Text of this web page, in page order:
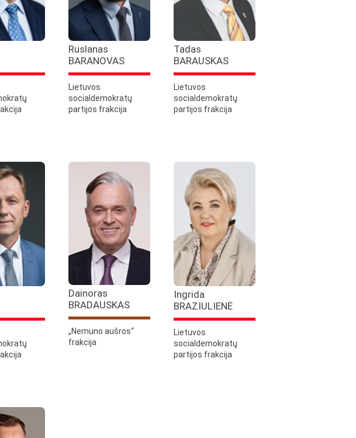
Ruslanas
BARANOVAS
Lietuvos
socialdemokratų
partijos frakcija
Tadas
BARAUSKAS
Lietuvos
socialdemokratų
partijos frakcija
Dainoras
BRADAUSKAS
„Nemuno aušros“
frakcija
Ingrida
BRAZIULIENĖ
Lietuvos
socialdemokratų
partijos frakcija